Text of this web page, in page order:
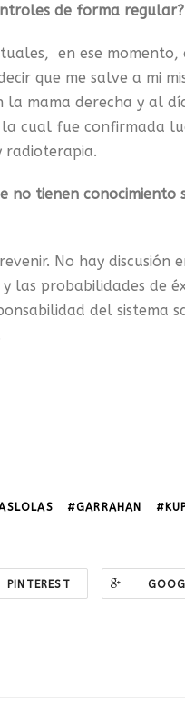
de forma regular?
en ese
que me salve a mi
mama derecha y al
cual fue confirmada
radioterapia.
no tienen
No hay discusión
las probabilidades de
del sistema
#GARRAHAN
PINTEREST